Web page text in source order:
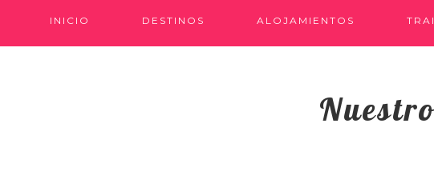
INICIO DESTINOS ALOJAMIENTOS